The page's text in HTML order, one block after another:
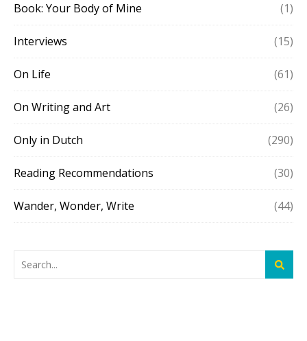
Book: Your Body of Mine (1)
Interviews (15)
On Life (61)
On Writing and Art (26)
Only in Dutch (290)
Reading Recommendations (30)
Wander, Wonder, Write (44)